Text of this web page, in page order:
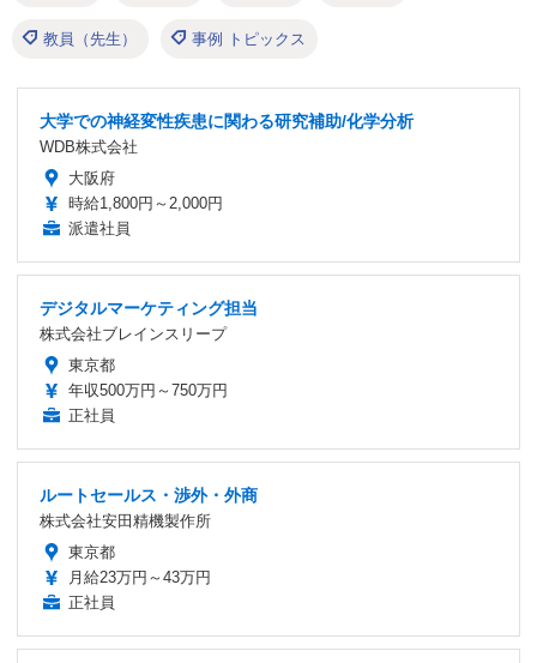
教員（先生） 事例 トピックス
大学での神経変性疾患に関わる研究補助/化学分析
WDB株式会社
大阪府
時給1,800円～2,000円
派遣社員
デジタルマーケティング担当
株式会社ブレインスリープ
東京都
年収500万円～750万円
正社員
ルートセールス・渉外・外商
株式会社安田精機製作所
東京都
月給23万円～43万円
正社員